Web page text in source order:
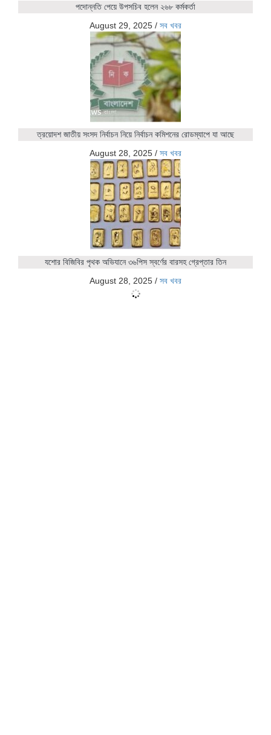
পদোন্নতি পেয়ে উপসচিব হলেন ২৬৮ কর্মকর্তা
August 29, 2025 / সব খবর
ত্রয়োদশ জাতীয় সংসদ নির্বাচন নিয়ে নির্বাচন কমিশনের রোডম্যাপে যা আছে
August 28, 2025 / সব খবর
যশোর বিজিবির পৃথক অভিযানে ৩৬পিস স্বর্ণের বারসহ গ্রেপ্তার তিন
August 28, 2025 / সব খবর